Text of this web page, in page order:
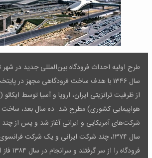
طرح اولیه احداث فرودگاه بین‌المللی جدید در شهر
سال ۱۳۴۶ با هدف ساخت فرودگاهی مجهز در
از ظرفیت ترانزیتی ایران، اروپا و آسیا توسط ایکائو
هواپیمایی کشوری) مطرح شد. ده سال بعد، ساخت
شرکت‌های آمریکایی و ایرانی آغاز شد و پس از
سال ۱۳۷۴، چند شرکت ایرانی و یک شرکت
فرودگاه